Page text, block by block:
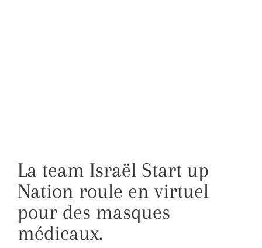
La team Israël Start up
Nation roule en virtuel
pour des masques
médicaux.